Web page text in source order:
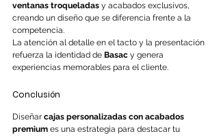
ventanas troqueladas y acabados exclusivos,
creando un diseño que se diferencia frente a la
competencia.
La atención al detalle en el tacto y la presentación
refuerza la identidad de Basac y genera
experiencias memorables para el cliente.
Conclusión
Diseñar cajas personalizadas con acabados
premium es una estrategia para destacar tu